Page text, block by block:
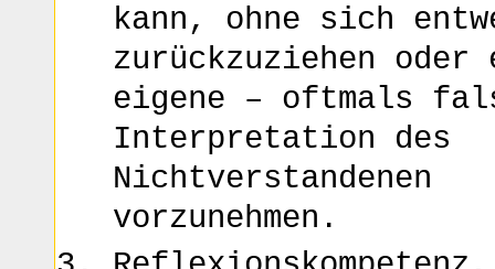
kann, ohne sich
zurückzuziehen oder
eigene – oftmals
Interpretation des
Nichtverstandenen
vorzunehmen.